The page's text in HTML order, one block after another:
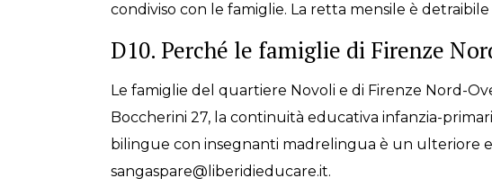
condiviso con le famiglie. La retta mensile è detraibile
D10. Perché le famiglie di Firenze
Le famiglie del quartiere Novoli e di Firenze Nord-
Boccherini 27, la continuità educativa infanzia-
bilingue con insegnanti madrelingua è un ulteriore
sangaspare@liberidieducare.it.